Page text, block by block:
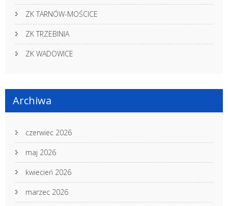
ZK TARNÓW-MOŚCICE
ZK TRZEBINIA
ZK WADOWICE
Archiwa
czerwiec 2026
maj 2026
kwiecień 2026
marzec 2026